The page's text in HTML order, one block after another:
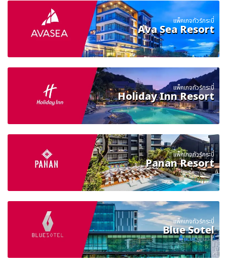
แพ็คเกจทัวร์กระบี่
Ava Sea Resort
แพ็คเกจทัวร์กระบี่
Holiday Inn Resort
แพ็คเกจทัวร์กระบี่
Panan Resort
แพ็คเกจทัวร์กระบี่
Blue Sotel